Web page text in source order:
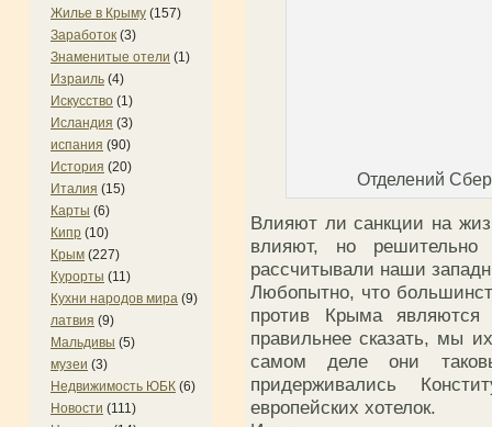
Жилье в Крыму (157)
Заработок (3)
Знаменитые отели (1)
Израиль (4)
Искусство (1)
Исландия (3)
испания (90)
История (20)
Италия (15)
Карты (6)
Кипр (10)
Крым (227)
Курорты (11)
Кухни народов мира (9)
латвия (9)
Мальдивы (5)
музеи (3)
Недвижимость ЮБК (6)
Новости (111)
Отделений
Влияют ли санкции на
влияют, но
рассчитывали наши
Любопытно, что
против Крыма
правильнее сказать, мы
самом деле они
придерживались
европейских хотелок.